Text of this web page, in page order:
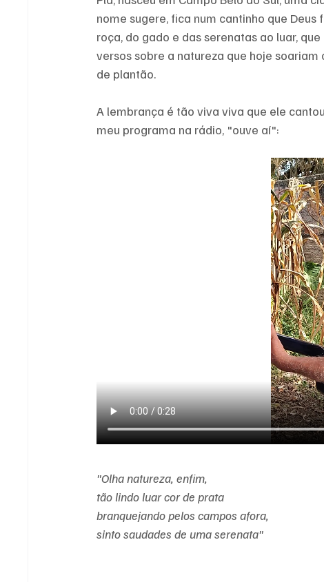
nome sugere, fica num cantinho que Deus
roça, do gado e das serenatas ao luar,
versos sobre a natureza que hoje
de plantão.
A lembrança é tão viva viva que ele
meu programa na rádio, "ouve aí":
"Olha natureza, enfim,
tão lindo luar cor de prata
branquejando pelos campos afora,
sinto saudades de uma serenata"